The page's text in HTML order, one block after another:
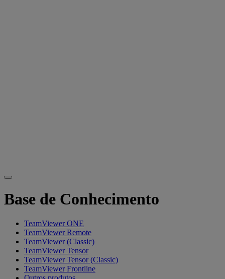
Base de Conhecimento
TeamViewer ONE
TeamViewer Remote
TeamViewer (Classic)
TeamViewer Tensor
TeamViewer Tensor (Classic)
TeamViewer Frontline